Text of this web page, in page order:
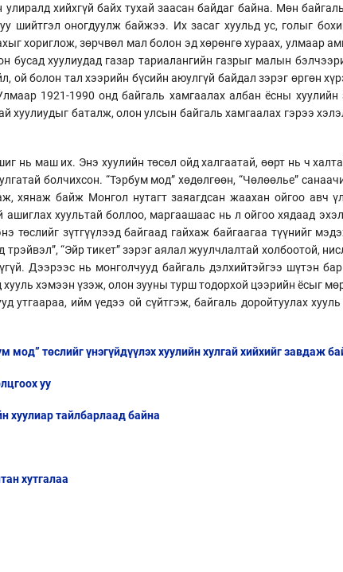
хийхгүй байх тухай заасан байдаг байна. Мөн
шийтгэл оногдуулж байжээ. Их засаг хуульд ус, голыг
хориглож, зөрчвөл мал болон эд хөрөнгө хураах, улмаар
бусад хуулиудад газар тариалангийн газрыг малын
ой болон тал хээрийн бүсийн аюулгүй байдал зэрэг өргөн
1921-1990 онд байгаль хамгаалах албан ёсны хуулийн
хуулиудыг баталж, олон улсын байгаль хамгаалах гэрээ
нь маш их. Энэ хуулийн төсөл ойд халгаатай, өөрт нь ч
болчихсон. “Тэрбум мод” хөдөлгөөн, “Чөлөөлье”
хянаж байж Монгол нутагт заяагдсан жаахан ойгоо авч
хуультай боллоо, маргаашаас нь л ойгоо хядаад
зүтгүүлээд байгаад гайхаж байгаагаа түүнийг
“Эйр тикет” зэрэг аялал жуулчлалтай холбоотой,
Дээрээс нь монголчууд байгаль дэлхийтэйгээ шүтэн
хэмээн үзэж, олон зууны турш тодорхой цээрийн ёсыг
ийм үедээ ой сүйтгэж, байгаль доройтуулах
төслийг үнэгүйдүүлэх хуулийн хулгай хийхийг завдаж
уу
хуулиар тайлбарлаад байна
хутгалаа